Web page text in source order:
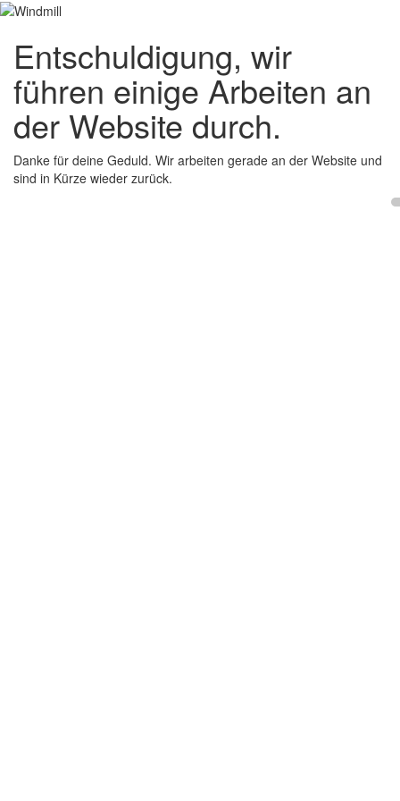
Entschuldigung, wir
führen einige Arbeiten an
der Website durch.
Danke für deine Geduld. Wir arbeiten gerade an der Website und
sind in Kürze wieder zurück.